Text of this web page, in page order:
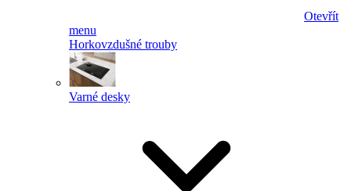
Otevřít
menu
Horkovzdušné trouby
Varné desky